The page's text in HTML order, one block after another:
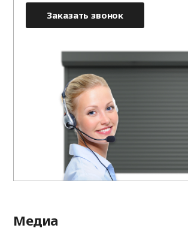
Заказать звонок
Медиа